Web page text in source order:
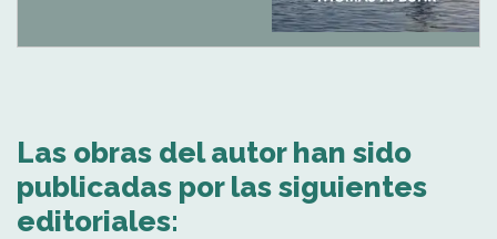
Las obras del autor han sido
publicadas por las siguientes
editoriales: